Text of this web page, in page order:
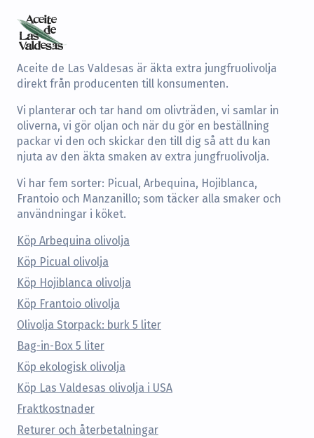
Aceite de Las Valdesas är äkta extra jungfruolivolja
direkt från producenten till konsumenten.
Vi planterar och tar hand om olivträden, vi samlar in
oliverna, vi gör oljan och när du gör en beställning
packar vi den och skickar den till dig så att du kan
njuta av den äkta smaken av extra jungfruolivolja.
Vi har fem sorter: Picual, Arbequina, Hojiblanca,
Frantoio och Manzanillo; som täcker alla smaker och
användningar i köket.
Köp Arbequina olivolja
Köp Picual olivolja
Köp Hojiblanca olivolja
Köp Frantoio olivolja
Olivolja Storpack: burk 5 liter
Bag-in-Box 5 liter
Köp ekologisk olivolja
Köp Las Valdesas olivolja i USA
Fraktkostnader
Returer och återbetalningar